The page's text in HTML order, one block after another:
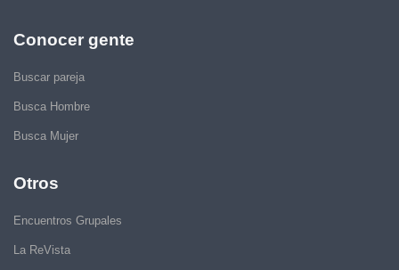
Conocer gente
Buscar pareja
Busca Hombre
Busca Mujer
Otros
Encuentros Grupales
La ReVista